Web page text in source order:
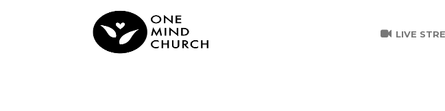
LIVE